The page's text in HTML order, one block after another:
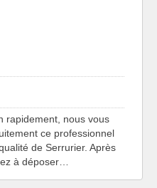
rapidement, nous vous
ce professionnel
de Serrurier. Après
à déposer…